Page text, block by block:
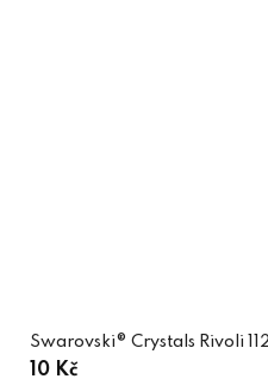
Swarovski® Crystals Rivoli
10 Kč